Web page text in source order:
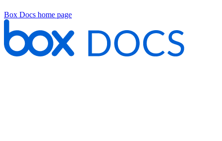
Box Docs home page